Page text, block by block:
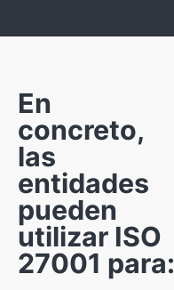
En
concreto,
las
entidades
pueden
utilizar ISO
27001 para: